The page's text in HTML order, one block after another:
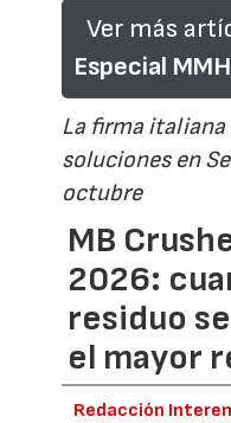
Ver más
Especial
La firma
soluciones en
octubre
MB
2026:
residuo
el mayor
Redacción